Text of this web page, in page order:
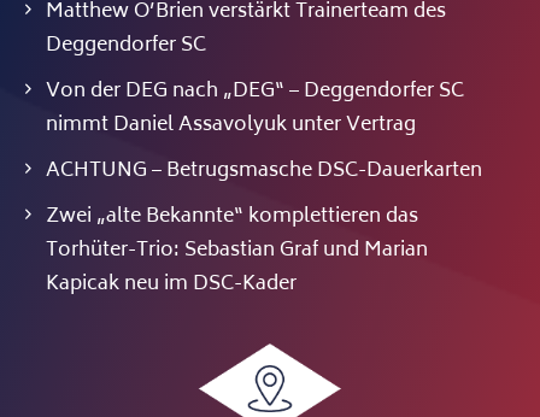
Matthew O’Brien verstärkt Trainerteam des
Deggendorfer SC
Von der DEG nach „DEG“ – Deggendorfer SC
nimmt Daniel Assavolyuk unter Vertrag
ACHTUNG – Betrugsmasche DSC-Dauerkarten
Zwei „alte Bekannte“ komplettieren das
Torhüter-Trio: Sebastian Graf und Marian
Kapicak neu im DSC-Kader